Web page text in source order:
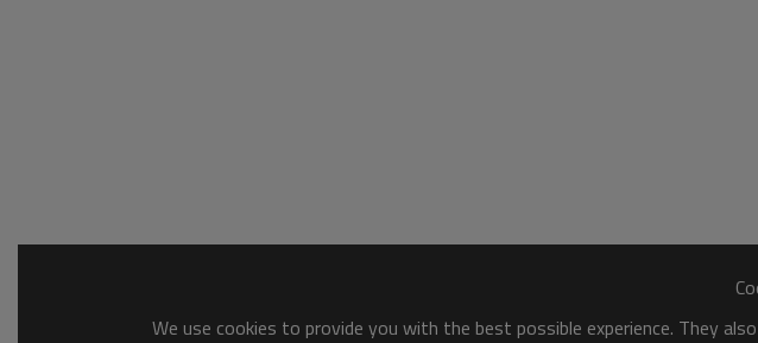
We use cookies to provide you with the best possible experience. They